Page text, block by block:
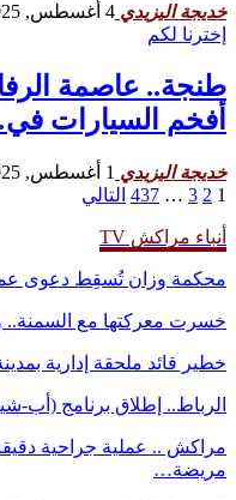
خديجة اليزيدي 4 أغسطس, 2025
إخترنا لكم
طنجة.. عاصمة
أفخم السيارات
خديجة اليزيدي 1 أغسطس, 2025
1
2
3
…
437 التالي
أنباء مراكش TV
محكمة وزان تُسقِط دعوى
خسرت معركتها مع السمنة..
خطير قائد ملحقة إدارية
الرباط.. إطلاق برنامج
مراكش .. عملية جراحية
مريضة…